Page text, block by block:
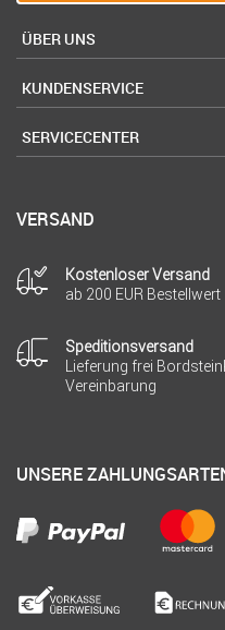
ÜBER UNS
KUNDENSERVICE
SERVICECENTER
VERSAND
Kostenloser Versand
ab 200 EUR Bestellwert
Speditionsversand
Lieferung frei
Vereinbarung
UNSERE